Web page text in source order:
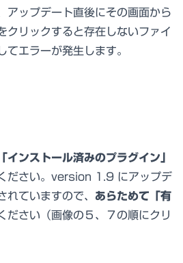
アップデート直後にその画面から
クリックすると存在しないファイ
てエラーが発生します。
「インストール済みのプラグイン」
ださい。version 1.9 にアップデ
れていますので、 あらためて「有
ださい（画像の５、７の順にクリ